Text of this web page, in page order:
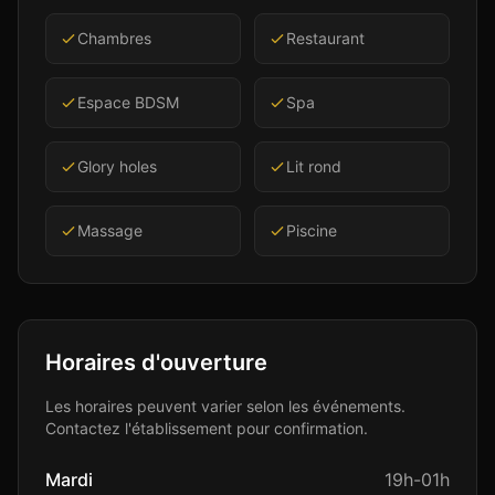
Chambres Restaurant
Espace BDSM Spa
Glory holes Lit rond
Massage Piscine
Horaires d'ouverture
Les horaires peuvent varier selon les événements.
Contactez l'établissement pour confirmation.
Mardi 19h-01h